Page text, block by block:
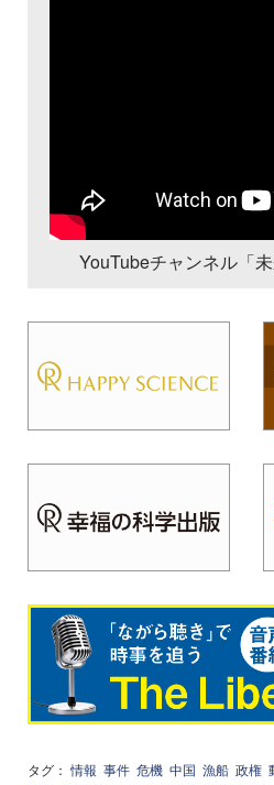
YouTubeチャンネル「
タグ：情報 事件 危機 中国 漁船 政権